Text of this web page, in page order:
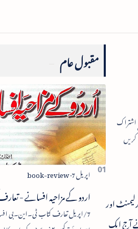
اور
نے آج ایک
مقبول عام
اردو کے مزاحیہ افسانے -
7/اپریل تعارف کتاب ٹی۔این۔بی